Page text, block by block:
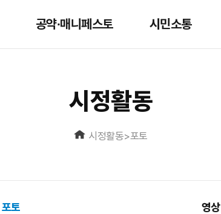
공약∙매니페스토 시민소통
시정활동
시정활동>포토
포토 영상